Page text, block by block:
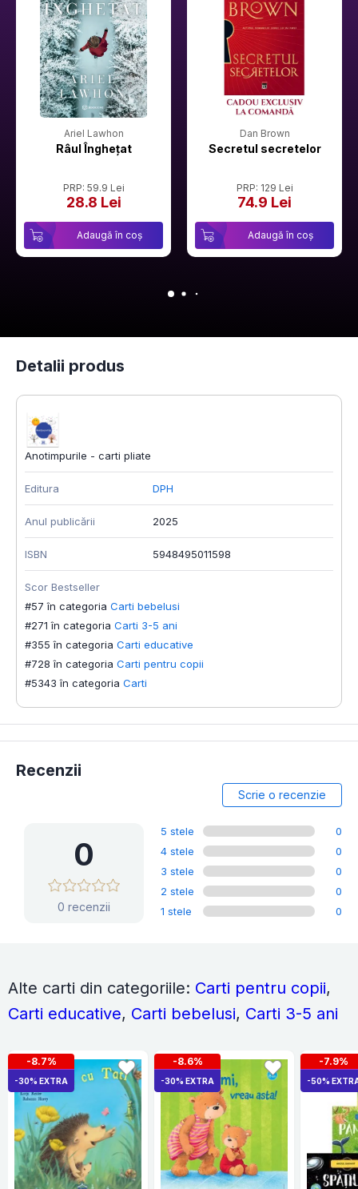
Ariel Lawhon
Râul Înghețat
PRP: 59.9 Lei
28.8 Lei
Adaugă în coș
Dan Brown
Secretul secretelor
PRP: 129 Lei
74.9 Lei
Adaugă în coș
Detalii produs
Anotimpurile - carti pliate
Editura DPH
Anul publicării 2025
ISBN 5948495011598
Scor Bestseller
#57 în categoria Carti bebelusi
#271 în categoria Carti 3-5 ani
#355 în categoria Carti educative
#728 în categoria Carti pentru copii
#5343 în categoria Carti
Recenzii
Scrie o recenzie
0
0 recenzii
5 stele
0
4 stele
0
3 stele
0
2 stele
0
1 stele
0
Alte carti din categoriile: Carti pentru copii,
Carti educative, Carti bebelusi, Carti 3-5 ani
-8.7%
-30% EXTRA
-8.6%
-30% EXTRA
-7.9%
-50%